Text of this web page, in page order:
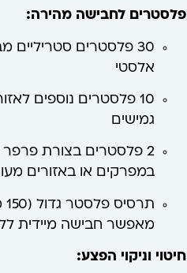
פלסטרים לחבישה מהירה:
30 פלסטרים סטריליים
אלסטי
10 פלסטרים נוספים
גמישים
במפרקים או באזורים
מאפשר חבישה מיידית
חיטוי וניקוי הפצע: